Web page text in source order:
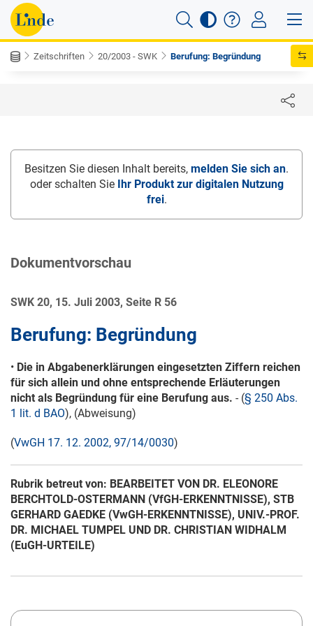
Zeitschriften 20/2003 - SWK Berufung: Begründung
Besitzen Sie diesen Inhalt bereits, melden Sie sich an.
oder schalten Sie Ihr Produkt zur digitalen Nutzung
frei.
Dokumentvorschau
SWK 20, 15. Juli 2003, Seite R 56
Berufung: Begründung
• Die in Abgabenerklärungen eingesetzten Ziffern reichen
für sich allein und ohne entsprechende Erläuterungen
nicht als Begründung für eine Berufung aus. - (§ 250 Abs.
1 lit. d BAO), (Abweisung)
(VwGH 17. 12. 2002, 97/14/0030)
Rubrik betreut von: BEARBEITET VON DR. ELEONORE
BERCHTOLD-OSTERMANN (VfGH-ERKENNTNISSE), STB
GERHARD GAEDKE (VwGH-ERKENNTNISSE), UNIV.-PROF.
DR. MICHAEL TUMPEL UND DR. CHRISTIAN WIDHALM
(EuGH-URTEILE)